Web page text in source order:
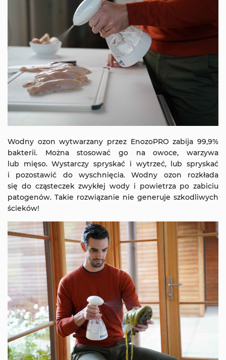
Wodny ozon wytwarzany przez EnozoPRO zabija 99,9%
bakterii. Można stosować go na owoce, warzywa
lub mięso. Wystarczy spryskać i wytrzeć, lub spryskać
i pozostawić do wyschnięcia. Wodny ozon rozkłada
się do cząsteczek zwykłej wody i powietrza po zabiciu
patogenów. Takie rozwiązanie nie generuje szkodliwych
ścieków!